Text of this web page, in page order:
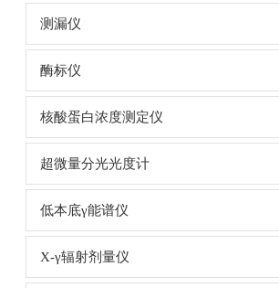
测漏仪
酶标仪
核酸蛋白浓度测定仪
超微量分光光度计
低本底γ能谱仪
X-γ辐射剂量仪